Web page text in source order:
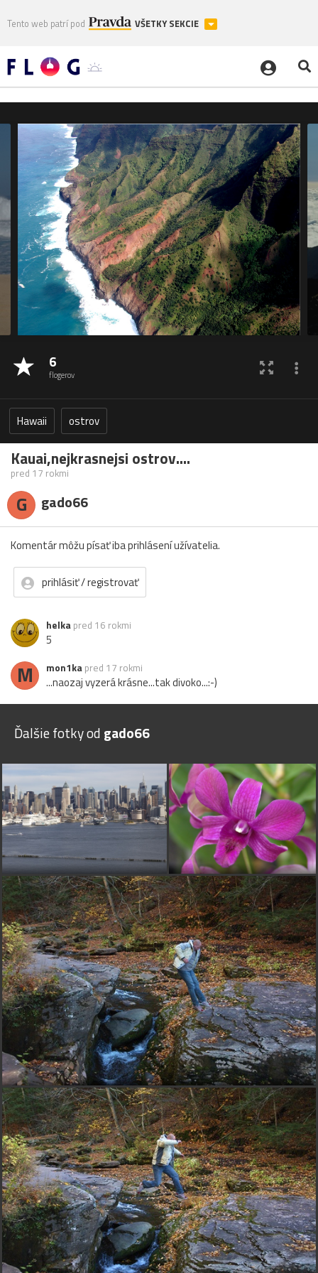
Tento web patrí pod VŠETKY SEKCIE
6
flogerov
Hawaii ostrov
Kauai,nejkrasnejsi ostrov....
pred 17 rokmi
G gado66
Komentár môžu písať iba prihlásení užívatelia.
prihlásiť / registrovať
helka pred 16 rokmi
5
M mon1ka pred 17 rokmi
...naozaj vyzerá krásne...tak divoko...:-)
Ďalšie fotky od gado66